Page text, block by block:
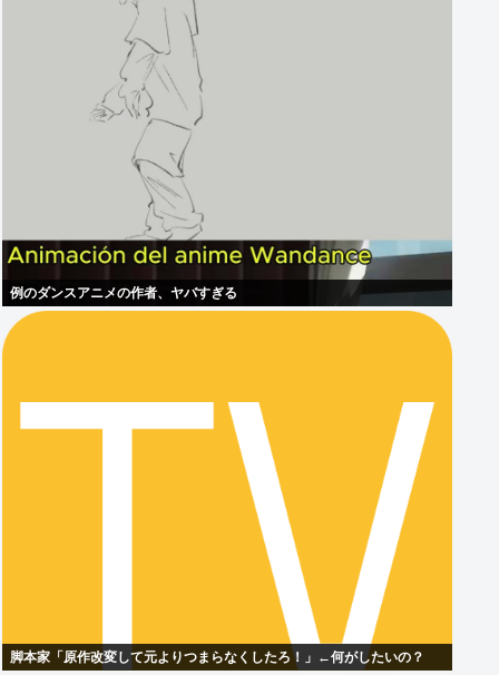
例のダンスアニメの作者、ヤバすぎる
脚本家「原作改変して元よりつまらなくしたろ！」←何がしたいの？